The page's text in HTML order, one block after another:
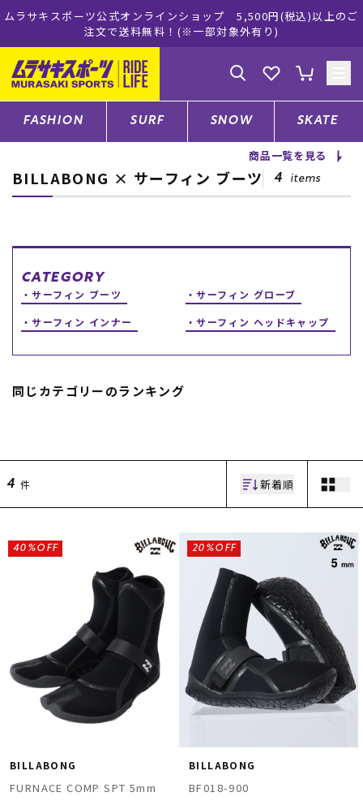
ショップ 5,500円(税込)以上のご
(※一部対象外有り)
ムラサキスポーツ公式オンラ
ゲスト様
ログイン 会員登録
店舗一覧
CATEGORY
ファッションTOP
スノーTOP
ブランド一覧
RIDE LIFE MAGAZINE一
スタッフスナップ
中古/アウトレット サー
中古/アウトレット スノ
ー
ご利用ガイド
会員ランク
店頭受取サービス
ギフトラッピング
アフターサポート
下取り保証について
よくある質問
店舗一覧
お問い合わせ
ニュース
FASHION SURF SNOW SKATE
商品一覧を見る
BILLABONG × サーフィン ブーツ 4 items
CATEGORY
サーフィン ブーツ
サーフィン グローブ
サーフィン インナー
サーフィン ヘッドキャップ
同じカテゴリーのランキング
4 件 新着順
BILLABONG
FURNACE COMP SPT 5mm
40%OFF
BILLABONG
BF018-900
20%OFF